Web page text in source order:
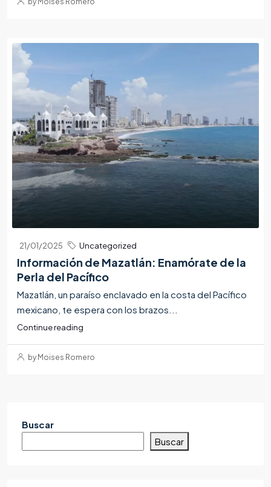
21/01/2025 Uncategorized
Información de Mazatlán: Enamórate de la
Perla del Pacífico
Mazatlán, un paraíso enclavado en la costa del Pacífico
mexicano, te espera con los brazos...
Continue reading
by Moises Romero
Buscar
Buscar